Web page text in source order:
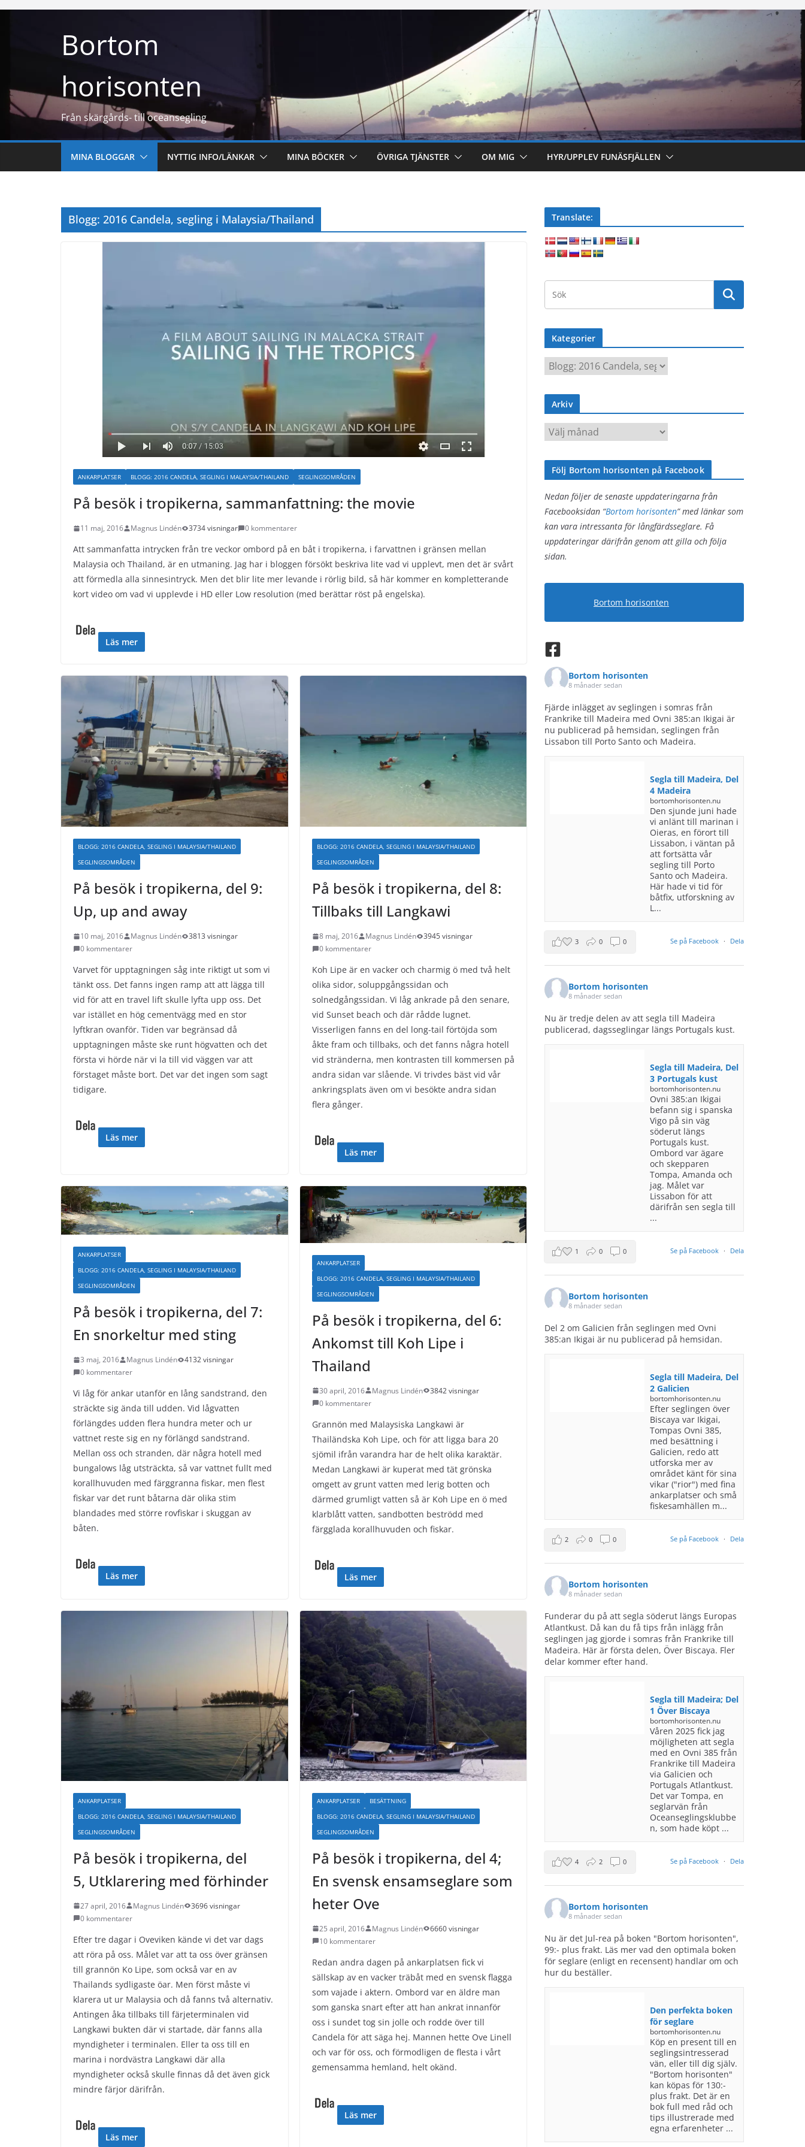
Hoppa
Bortom
horisonten
Från skärgårds- till oceansegling
MINA BLOGGAR NYTTIG INFO/LÄNKAR MINA BÖCKER ÖVRIGA TJÄNSTER OM MIG HYR/UPPLEV FUNÄSFJÄLLEN
Blogg: 2016 Candela, segling i Malaysia/Thailand
ANKARPLATSER BLOGG: 2016 CANDELA, SEGLING I MALAYSIA/THAILAND SEGLINGSOMRÅDEN
På besök i tropikerna, sammanfattning: the movie
11 maj, 2016 Magnus Lindén 3734 visningar 0 kommentarer
Att sammanfatta intrycken från tre veckor ombord på en båt i tropikerna, i farvattnen i gränsen mellan
Malaysia och Thailand, är en utmaning. Jag har i bloggen försökt beskriva lite vad vi upplevt, men det är svårt
att förmedla alla sinnesintryck. Men det blir lite mer levande i rörlig bild, så här kommer en kompletterande
kort video om vad vi upplevde i HD eller Low resolution (med berättar röst på engelska).
Läs mer
BLOGG: 2016 CANDELA, SEGLING I MALAYSIA/THAILAND
SEGLINGSOMRÅDEN
På besök i tropikerna, del 9:
Up, up and away
10 maj, 2016 Magnus Lindén
3813 visningar
0 kommentarer
Varvet för upptagningen såg inte riktigt ut som vi
tänkt oss. Det fanns ingen ramp att att lägga till
vid för att en travel lift skulle lyfta upp oss. Det
var istället en hög cementvägg med en stor
lyftkran ovanför. Tiden var begränsad då
upptagningen måste ske runt högvatten och det
första vi hörde när vi la till vid väggen var att
förstaget måste bort. Det var det ingen som sagt
tidigare.
Läs mer
BLOGG: 2016 CANDELA, SEGLING I MALAYSIA/THAILAND
SEGLINGSOMRÅDEN
På besök i tropikerna, del 8:
Tillbaks till Langkawi
8 maj, 2016 Magnus Lindén
3945 visningar
0 kommentarer
Koh Lipe är en vacker och charmig ö med två helt
olika sidor, soluppgångssidan och
solnedgångssidan. Vi låg ankrade på den senare,
vid Sunset beach och där rådde lugnet.
Visserligen fanns en del long-tail förtöjda som
åkte fram och tillbaks, och det fanns några hotell
vid stränderna, men kontrasten till kommersen på
andra sidan var slående. Vi trivdes bäst vid vår
ankringsplats även om vi besökte andra sidan
flera gånger.
Läs mer
ANKARPLATSER
BLOGG: 2016 CANDELA, SEGLING I MALAYSIA/THAILAND
SEGLINGSOMRÅDEN
På besök i tropikerna, del 7:
En snorkeltur med sting
3 maj, 2016 Magnus Lindén
4132 visningar
0 kommentarer
Vi låg för ankar utanför en lång sandstrand, den
sträckte sig ända till udden. Vid lågvatten
förlängdes udden flera hundra meter och ur
vattnet reste sig en ny förlängd sandstrand.
Mellan oss och stranden, där några hotell med
bungalows låg utsträckta, så var vattnet fullt med
korallhuvuden med färggranna fiskar, men flest
fiskar var det runt båtarna där olika stim
blandades med större rovfiskar i skuggan av
båten.
Läs mer
ANKARPLATSER
BLOGG: 2016 CANDELA, SEGLING I MALAYSIA/THAILAND
SEGLINGSOMRÅDEN
På besök i tropikerna, del 6:
Ankomst till Koh Lipe i
Thailand
30 april, 2016 Magnus Lindén
3842 visningar
0 kommentarer
Grannön med Malaysiska Langkawi är
Thailändska Koh Lipe, och för att ligga bara 20
sjömil ifrån varandra har de helt olika karaktär.
Medan Langkawi är kuperat med tät grönska
omgett av grunt vatten med lerig botten och
därmed grumligt vatten så är Koh Lipe en ö med
klarblått vatten, sandbotten beströdd med
färgglada korallhuvuden och fiskar.
Läs mer
ANKARPLATSER
BLOGG: 2016 CANDELA, SEGLING I MALAYSIA/THAILAND
SEGLINGSOMRÅDEN
På besök i tropikerna, del
5, Utklarering med förhinder
27 april, 2016 Magnus Lindén
3696 visningar
0 kommentarer
Efter tre dagar i Oveviken kände vi det var dags
att röra på oss. Målet var att ta oss över gränsen
till grannön Ko Lipe, som också var en av
Thailands sydligaste öar. Men först måste vi
klarera ut ur Malaysia och då fanns två alternativ.
Antingen åka tillbaks till färjeterminalen vid
Langkawi bukten där vi startade, där fanns alla
myndigheter i terminalen. Eller ta oss till en
marina i nordvästra Langkawi där alla
myndigheter också skulle finnas då det även gick
mindre färjor därifrån.
Läs mer
ANKARPLATSER
BESÄTTNING
BLOGG: 2016 CANDELA, SEGLING I MALAYSIA/THAILAND
SEGLINGSOMRÅDEN
På besök i tropikerna, del 4;
En svensk ensamseglare som
heter Ove
25 april, 2016 Magnus Lindén
6660 visningar
10 kommentarer
Redan andra dagen på ankarplatsen fick vi
sällskap av en vacker träbåt med en svensk flagga
som vajade i aktern. Ombord var en äldre man
som ganska snart efter att han ankrat innanför
oss i sundet tog sin jolle och rodde över till
Candela för att säga hej. Mannen hette Ove Linell
och var för oss, och förmodligen de flesta i vårt
gemensamma hemland, helt okänd.
Läs mer
Translate:
Kategorier
a
t
g
o
e
r
Arkiv
A
r
k
Följ Bortom horisonten på Facebook
Nedan följer de senaste uppdateringarna från
Facebooksidan “Bortom horisonten” med länkar som
kan vara intressanta för långfärdsseglare. Få
uppdateringar därifrån genom att gilla och följa
sidan.
Bortom horisonten
Bortom horisonten
8 månader sedan
Fjärde inlägget av seglingen i somras från
Frankrike till Madeira med Ovni 385:an Ikigai är
nu publicerad på hemsidan, seglingen från
Lissabon till Porto Santo och Madeira.
Segla till Madeira, Del
4 Madeira
bortomhorisonten.nu
Den sjunde juni hade
vi anlänt till marinan i
Oieras, en förort till
Lissabon, i väntan på
att fortsätta vår
segling till Porto
Santo och Madeira.
Här hade vi tid för
båtfix, utforskning av
L...
Se på Facebook · Dela
3 0 0
Bortom horisonten
8 månader sedan
Nu är tredje delen av att segla till Madeira
publicerad, dagsseglingar längs Portugals kust.
Segla till Madeira, Del
3 Portugals kust
bortomhorisonten.nu
Ovni 385:an Ikigai
befann sig i spanska
Vigo på sin väg
söderut längs
Portugals kust.
Ombord var ägare
och skepparen
Tompa, Amanda och
jag. Målet var
Lissabon för att
därifrån sen segla till
...
Se på Facebook · Dela
1 0 0
Bortom horisonten
8 månader sedan
Del 2 om Galicien från seglingen med Ovni
385:an Ikigai är nu publicerad på hemsidan.
Segla till Madeira, Del
2 Galicien
bortomhorisonten.nu
Efter seglingen över
Biscaya var Ikigai,
Tompas Ovni 385,
med besättning i
Galicien, redo att
utforska mer av
området känt för sina
vikar ("rior") med fina
ankarplatser och små
fiskesamhällen m...
Se på Facebook · Dela
2 0 0
Bortom horisonten
8 månader sedan
Funderar du på att segla söderut längs Europas
Atlantkust. Då kan du få tips från inlägg från
seglingen jag gjorde i somras från Frankrike till
Madeira. Här är första delen, Över Biscaya. Fler
delar kommer efter hand.
Segla till Madeira; Del
1 Över Biscaya
bortomhorisonten.nu
Våren 2025 fick jag
möjligheten att segla
med en Ovni 385 från
Frankrike till Madeira
via Galicien och
Portugals Atlantkust.
Det var Tompa, en
seglarvän från
Oceanseglingsklubbe
n, som hade köpt ...
Se på Facebook · Dela
4 2 0
Bortom horisonten
8 månader sedan
Nu är det Jul-rea på boken "Bortom horisonten",
99:- plus frakt. Läs mer vad den optimala boken
för seglare (enligt en recensent) handlar om och
hur du beställer.
Den perfekta boken
för seglare
bortomhorisonten.nu
Köp en present till en
seglingsintresserad
vän, eller till dig själv.
"Bortom horisonten"
kan köpas för 130:-
plus frakt. Det är en
bok full med råd och
tips illustrerade med
egna erfarenheter ...